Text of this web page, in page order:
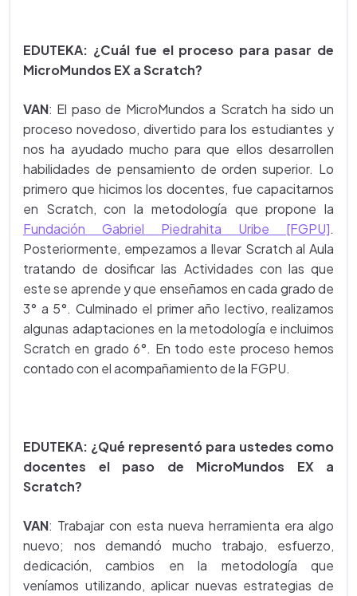
EDUTEKA: ¿Cuál fue el proceso para pasar de
MicroMundos EX a Scratch?
VAN: El paso de MicroMundos a Scratch ha sido un
proceso novedoso, divertido para los estudiantes y
nos ha ayudado mucho para que ellos desarrollen
habilidades de pensamiento de orden superior. Lo
primero que hicimos los docentes, fue capacitarnos
en Scratch, con la metodología que propone la
Fundación Gabriel Piedrahita Uribe [FGPU].
Posteriormente, empezamos a llevar Scratch al Aula
tratando de dosificar las Actividades con las que
este se aprende y que enseñamos en cada grado de
3° a 5°. Culminado el primer año lectivo, realizamos
algunas adaptaciones en la metodología e incluimos
Scratch en grado 6°. En todo este proceso hemos
contado con el acompañamiento de la FGPU.
EDUTEKA: ¿Qué representó para ustedes como
docentes el paso de MicroMundos EX a
Scratch?
VAN: Trabajar con esta nueva herramienta era algo
nuevo; nos demandó mucho trabajo, esfuerzo,
dedicación, cambios en la metodología que
veníamos utilizando, aplicar nuevas estrategias de